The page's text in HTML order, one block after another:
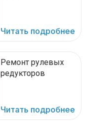
Читать подробнее
Ремонт рулевых
редукторов
Читать подробнее